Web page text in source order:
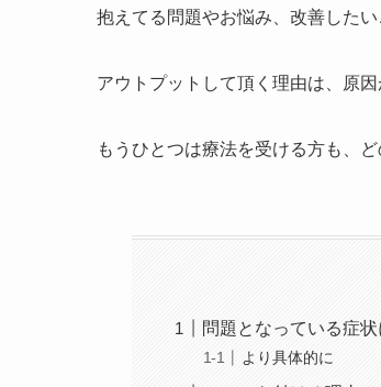
抱えてる問題やお悩み、改善した
アウトプットして頂く理由は、原
もうひとつは療法を受ける方も、
問題となっている症
より具体的に